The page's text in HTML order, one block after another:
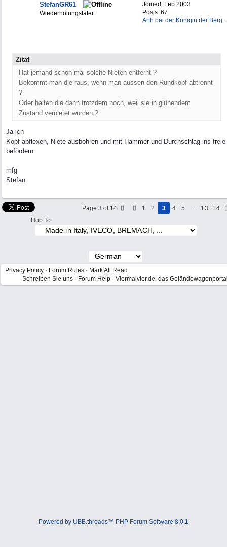
Joined: Feb 2003
Posts: 67
Arth bei der Königin der Berg...
StefanGR61
Wiederholungstäter
Zitat
Hat jemand schon mal solche Nieten entfernt ?
Bekommt man die raus, wenn man aussen den Rundkopf abtrennt
?
Oder halten die dann trotzdem noch, weil sie in glühendem
Zustand vernietet wurden ?
Ja ich
Kopf abflexen, Niete ausbohren und mit Hammer und Durchschlag ins freie
befördern.
mfg
Stefan
Page 3 of 14 1 2 3 4 5 … 13
14
Hop To
Privacy Policy · Forum Rules · Mark All Read
Schreiben Sie uns · Forum Help · Viermalvier.de, das
Powered by UBB.threads™ PHP Forum Software 8.0.1